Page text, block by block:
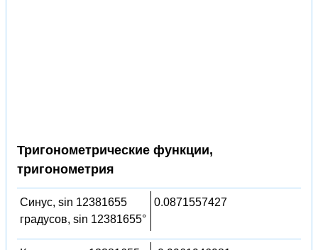
Тригонометрические функции,
тригонометрия
Синус, sin 12381655
градусов, sin 12381655°
0.0871557427